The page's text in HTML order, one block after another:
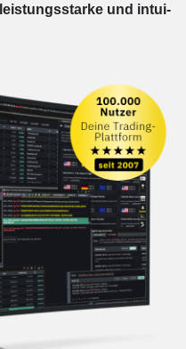
leis­tungs­star­ke und in­tui­